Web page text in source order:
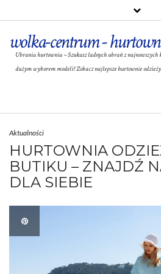
wolka-centrum -
Ubrania hurtownia – Szukasz ładnych ubrań z
dużym wyborem modeli? Zobacz najlepsze hurtownie
Aktualności
HURTOWNIA
BUTIKU – ZNAJDŹ
DLA SIEBIE